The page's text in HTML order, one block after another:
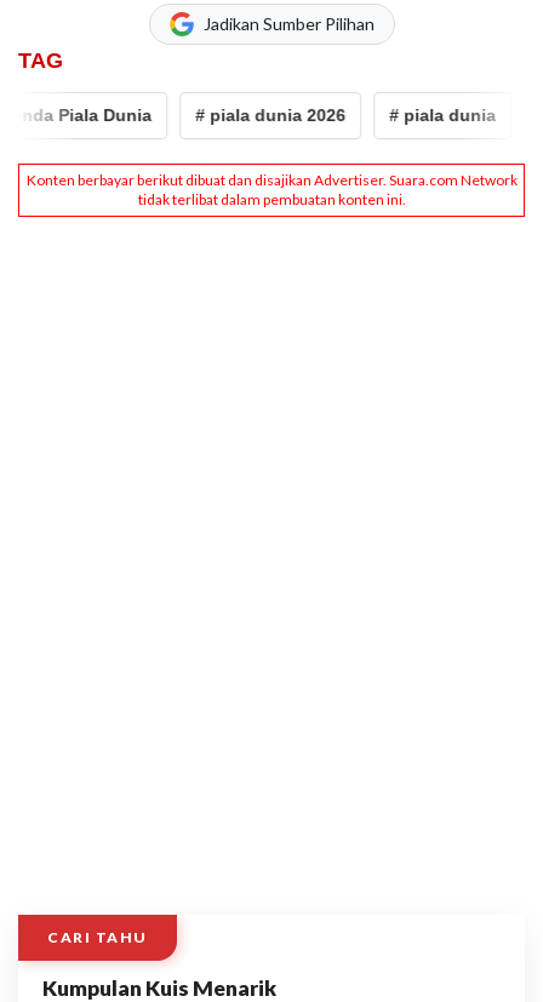
Jadikan Sumber Pilihan
TAG
Piala Dunia # piala dunia 2026 # piala dunia #
CARI TAHU
Kumpulan Kuis Menarik